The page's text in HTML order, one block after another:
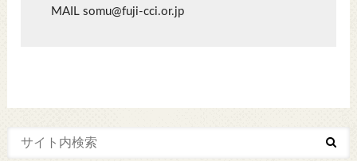
MAIL somu@fuji-cci.or.jp